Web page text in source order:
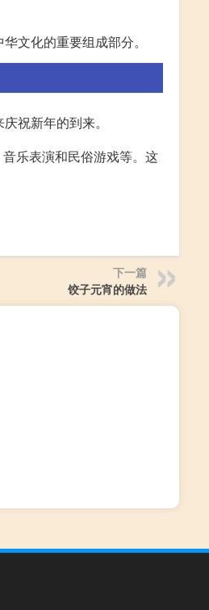
文化的重要组成部分。
祝新年的到来。
乐表演和民俗游戏等。这
下一篇
饺子元宵的做法